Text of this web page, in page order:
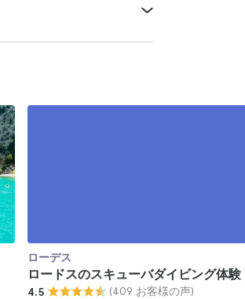
ローデス
ロードスのスキューバダイビング体験
4.5 (409 お客様の声)